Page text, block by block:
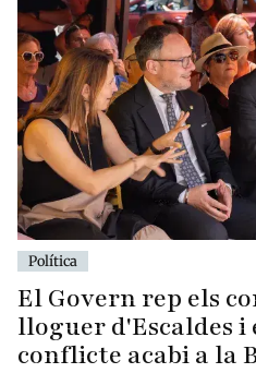
Política
El Govern rep els
lloguer d'Escaldes i
conflicte acabi a la